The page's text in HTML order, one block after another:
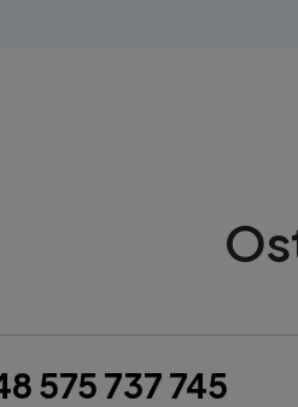
575 737 745